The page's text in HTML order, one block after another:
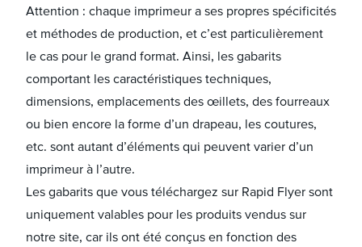
Attention : chaque imprimeur a ses propres spécificités
et méthodes de production, et c’est particulièrement
le cas pour le grand format. Ainsi, les gabarits
comportant les caractéristiques techniques,
dimensions, emplacements des œillets, des fourreaux
ou bien encore la forme d’un drapeau, les coutures,
etc. sont autant d’éléments qui peuvent varier d’un
imprimeur à l’autre.
Les gabarits que vous téléchargez sur Rapid Flyer sont
uniquement valables pour les produits vendus sur
notre site, car ils ont été conçus en fonction des